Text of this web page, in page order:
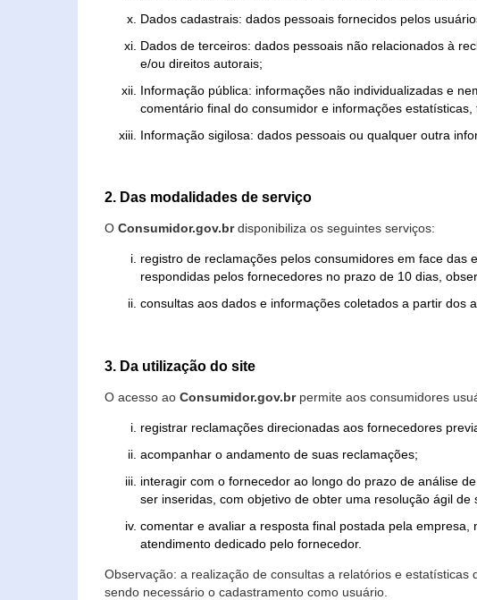
Dados cadastrais: dados pessoais fornecidos pelos
Dados de terceiros: dados pessoais não relacionados à
e/ou direitos autorais;
Informação pública: informações não individualizadas e
comentário final do consumidor e informações
Informação sigilosa: dados pessoais ou qualquer outra
2. Das modalidades de serviço
O Consumidor.gov.brdisponibiliza os seguintes serviços:
registro de reclamações pelos consumidores em face
respondidas pelos fornecedores no prazo de 10 dias,
consultas aos dados e informações coletados a partir dos
3. Da utilização do site
O acesso ao Consumidor.gov.brpermite aos consumidores
registrar reclamações direcionadas aos fornecedores
acompanhar o andamento de suas reclamações;
interagir com o fornecedor ao longo do prazo de análise
ser inseridas, com objetivo de obter uma resolução ágil de
comentar e avaliar a resposta final postada pela
atendimento dedicado pelo fornecedor.
Observação: a realização de consultas a relatórios e
sendo necessário o cadastramento como usuário.